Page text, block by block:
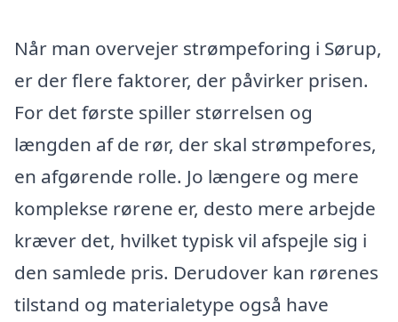
Når man overvejer strømpeforing i Sørup,
er der flere faktorer, der påvirker prisen.
For det første spiller størrelsen og
længden af de rør, der skal strømpefores,
en afgørende rolle. Jo længere og mere
komplekse rørene er, desto mere arbejde
kræver det, hvilket typisk vil afspejle sig i
den samlede pris. Derudover kan rørenes
tilstand og materialetype også have